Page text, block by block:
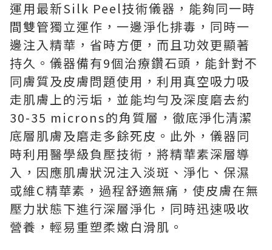
運用最新Silk Peel技術儀器，能夠同一時
間雙管獨立運作，一邊淨化排毒，同時一
邊注入精華，省時方便，而且功效更顯著
持久。儀器備有9個治療鑽石頭，能針對不
同膚質及皮膚問題使用，利用真空吸力吸
走肌膚上的污垢，並能均勻及深度磨去約
30-35 microns的角質層，徹底淨化清潔
底層肌膚及磨走多餘死皮。此外，儀器同
時利用醫學級負壓技術，將精華素深層導
入，因應肌膚狀況注入淡斑、淨化、保濕
或維C精華素，過程舒適無痛，使皮膚在無
壓力狀態下進行深層淨化，同時迅速吸收
營養，輕易重塑柔嫩白滑肌。